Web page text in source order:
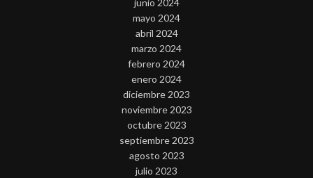
junio 2024
mayo 2024
abril 2024
marzo 2024
febrero 2024
enero 2024
diciembre 2023
noviembre 2023
octubre 2023
septiembre 2023
agosto 2023
julio 2023